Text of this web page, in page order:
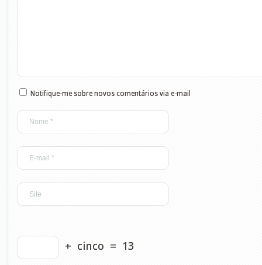
Notifique-me sobre novos comentários via e-mail
+ cinco = 13